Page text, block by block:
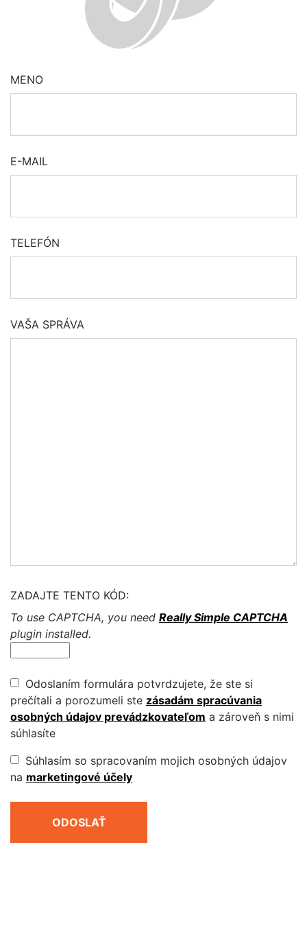
MENO
E-MAIL
TELEFÓN
VAŠA SPRÁVA
ZADAJTE TENTO KÓD:
To use CAPTCHA, you need Really Simple CAPTCHA
plugin installed.
Odoslaním formulára potvrdzujete, že ste si
prečítali a porozumeli ste zásadám spracúvania
osobných údajov prevádzkovateľom a zároveň s nimi
súhlasíte
Súhlasím so spracovaním mojich osobných údajov
na marketingové účely